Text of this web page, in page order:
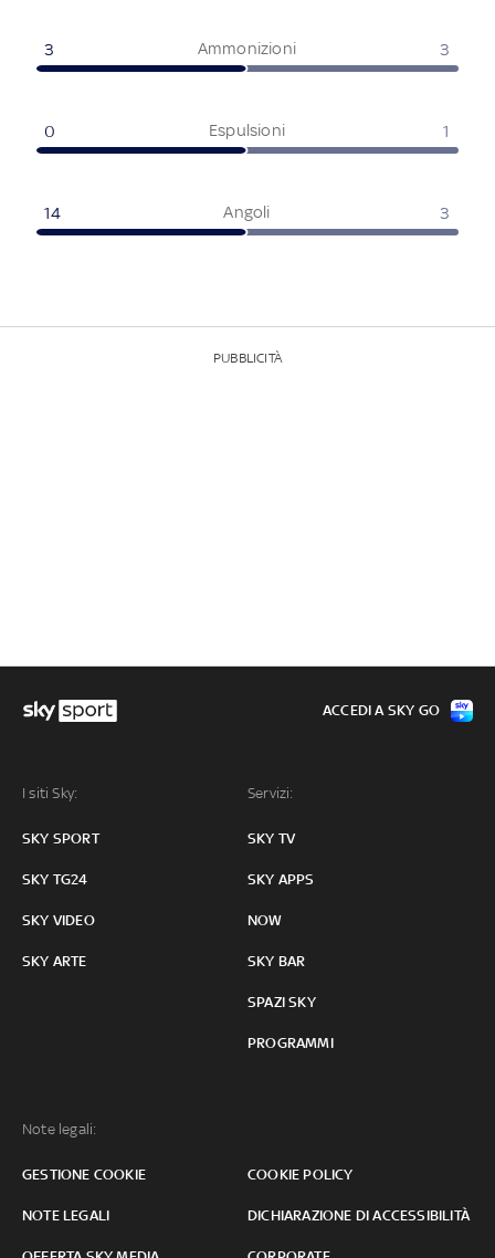
Ammonizioni
3 3
Espulsioni
0 1
Angoli
14 3
PUBBLICITÀ
I siti Sky:
SKY SPORT
SKY TG24
SKY VIDEO
SKY ARTE
Servizi:
SKY TV
SKY APPS
NOW
SKY BAR
SPAZI SKY
PROGRAMMI
Note legali:
GESTIONE COOKIE COOKIE POLICY
NOTE LEGALI DICHIARAZIONE DI ACCESSIBILITÀ
ACCEDI A SKY GO